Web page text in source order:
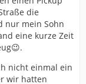
die
nur mein Sohn
eine kurze Zeit
nicht einmal ein
wir hatten